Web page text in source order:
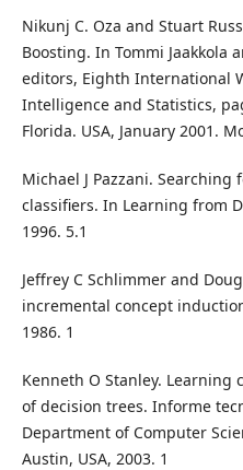
Nikunj C. Oza and Stuart
Boosting. In Tommi Jaakkola
editors, Eighth International
Intelligence and Statistics,
Florida. USA, January 2001.
Michael J Pazzani.
classifiers. In Learning from
1996. 5.1
Jeffrey C Schlimmer and
incremental concept
1986. 1
Kenneth O Stanley.
of decision trees. Informe
Department of Computer
Austin, USA, 2003. 1